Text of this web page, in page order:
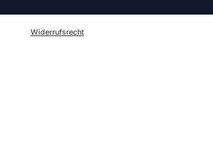
Widerrufsrecht